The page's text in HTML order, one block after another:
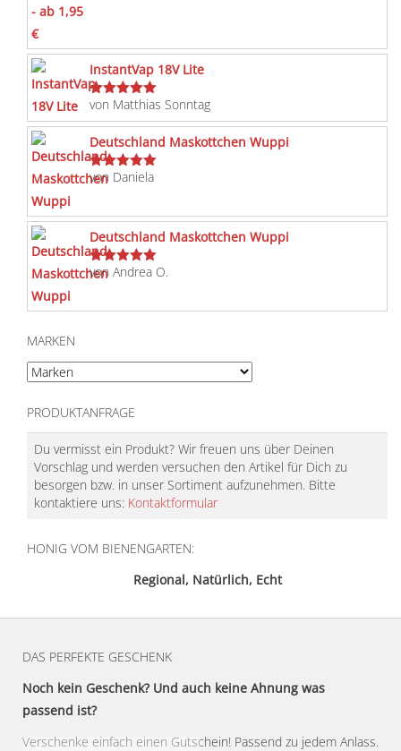
InstantVap 18V Lite
Bewertet
von Matthias Sonntag
Deutschland Maskottchen Wuppi
Bewertet
von Daniela
Deutschland Maskottchen Wuppi
Bewertet
von Andrea O.
MARKEN
PRODUKTANFRAGE
Du vermisst ein Produkt? Wir freuen uns über Deinen
Vorschlag und werden versuchen den Artikel für Dich zu
besorgen bzw. in unser Sortiment aufzunehmen. Bitte
kontaktiere uns: Kontaktformular
HONIG VOM BIENENGARTEN:
Regional, Natürlich, Echt
DAS PERFEKTE GESCHENK
Noch kein Geschenk? Und auch keine Ahnung was
passend ist?
Verschenke einfach einen Gutschein! Passend zu jedem Anlass.